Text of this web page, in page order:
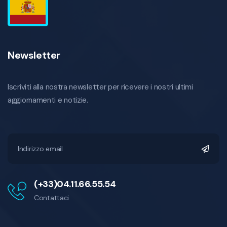
Newsletter
Iscriviti alla nostra newsletter per ricevere i nostri ultimi
aggiornamenti e notizie.
(+33)04.11.66.55.54
Contattaci